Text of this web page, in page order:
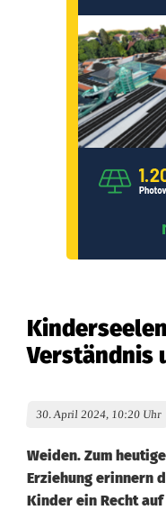
Verständnis
30. April 2024, 10:20 Uhr
Weiden. Zum
Erziehung erinnern
Kinder ein Recht